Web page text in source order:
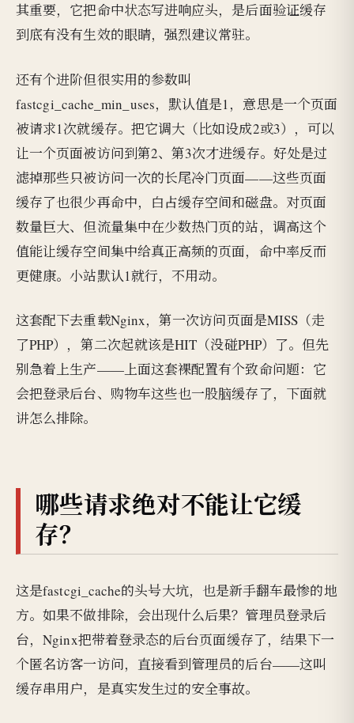
其重要，它把命中状态写进响应头，是后面验证缓存
到底有没有生效的眼睛，强烈建议常驻。
还有个进阶但很实用的参数叫
fastcgi_cache_min_uses，默认值是1，意思是一个页面
被请求1次就缓存。把它调大（比如设成2或3），可以
让一个页面被访问到第2、第3次才进缓存。好处是过
滤掉那些只被访问一次的长尾冷门页面——这些页面
缓存了也很少再命中，白占缓存空间和磁盘。对页面
数量巨大、但流量集中在少数热门页的站，调高这个
值能让缓存空间集中给真正高频的页面，命中率反而
更健康。小站默认1就行，不用动。
这套配下去重载Nginx，第一次访问页面是MISS（走
了PHP），第二次起就该是HIT（没碰PHP）了。但先
别急着上生产——上面这套裸配置有个致命问题：它
会把登录后台、购物车这些也一股脑缓存了，下面就
讲怎么排除。
哪些请求绝对不能让它缓
存？
这是fastcgi_cache的头号大坑，也是新手翻车最惨的地
方。如果不做排除，会出现什么后果？管理员登录后
台，Nginx把带着登录态的后台页面缓存了，结果下一
个匿名访客一访问，直接看到管理员的后台——这叫
缓存串用户，是真实发生过的安全事故。